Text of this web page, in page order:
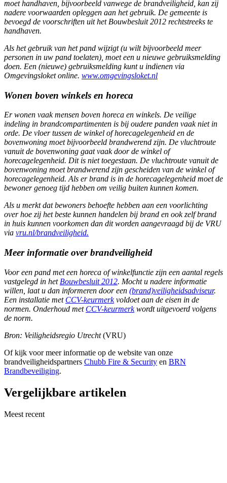
moet handhaven, bijvoorbeeld vanwege de brandveiligheid, kan zij
nadere voorwaarden opleggen aan het gebruik. De gemeente is
bevoegd de voorschriften uit het Bouwbesluit 2012 rechtstreeks te
handhaven.
Als het gebruik van het pand wijzigt (u wilt bijvoorbeeld meer
personen in uw pand toelaten), moet een u nieuwe gebruiksmelding
doen. Een (nieuwe) gebruiksmelding kunt u indienen via
Omgevingsloket online. www.omgevingsloket.nl
Wonen boven winkels en horeca
Er wonen vaak mensen boven horeca en winkels. De veilige
indeling in brandcompartimenten is bij oudere panden vaak niet in
orde. De vloer tussen de winkel of horecagelegenheid en de
bovenwoning moet bijvoorbeeld brandwerend zijn. De vluchtroute
vanuit de bovenwoning gaat vaak door de winkel of
horecagelegenheid. Dit is niet toegestaan. De vluchtroute vanuit de
bovenwoning moet brandwerend zijn gescheiden van de winkel of
horecagelegenheid. Als er brand is in de horecagelegenheid moet de
bewoner genoeg tijd hebben om veilig buiten kunnen komen.
Als u merkt dat bewoners behoefte hebben aan een voorlichting
over hoe zij het beste kunnen handelen bij brand en ook zelf brand
in huis kunnen voorkomen dan dit worden aangevraagd bij de VRU
via vru.nl/brandveiligheid.
Meer informatie over brandveiligheid
Voor een pand met een horeca of winkelfunctie zijn een aantal regels
vastgelegd in het Bouwbesluit 2012. Mocht u nadere informatie
willen, laat u dan informeren door een (brand)veiligheidsadviseur.
Een installatie met CCV-keurmerkvoldoet aan de eisen in de
normen. Onderhoud met CCV-keurmerkwordt uitgevoerd volgens
de norm.
Bron: Veiligheidsregio Utrecht(VRU)
Of kijk voor meer informatie op de website van onze
brandveiligheidspartners Chubb Fire & Security en BRN
Brandbeveiliging.
Vergelijkbare artikelen
Meest recent